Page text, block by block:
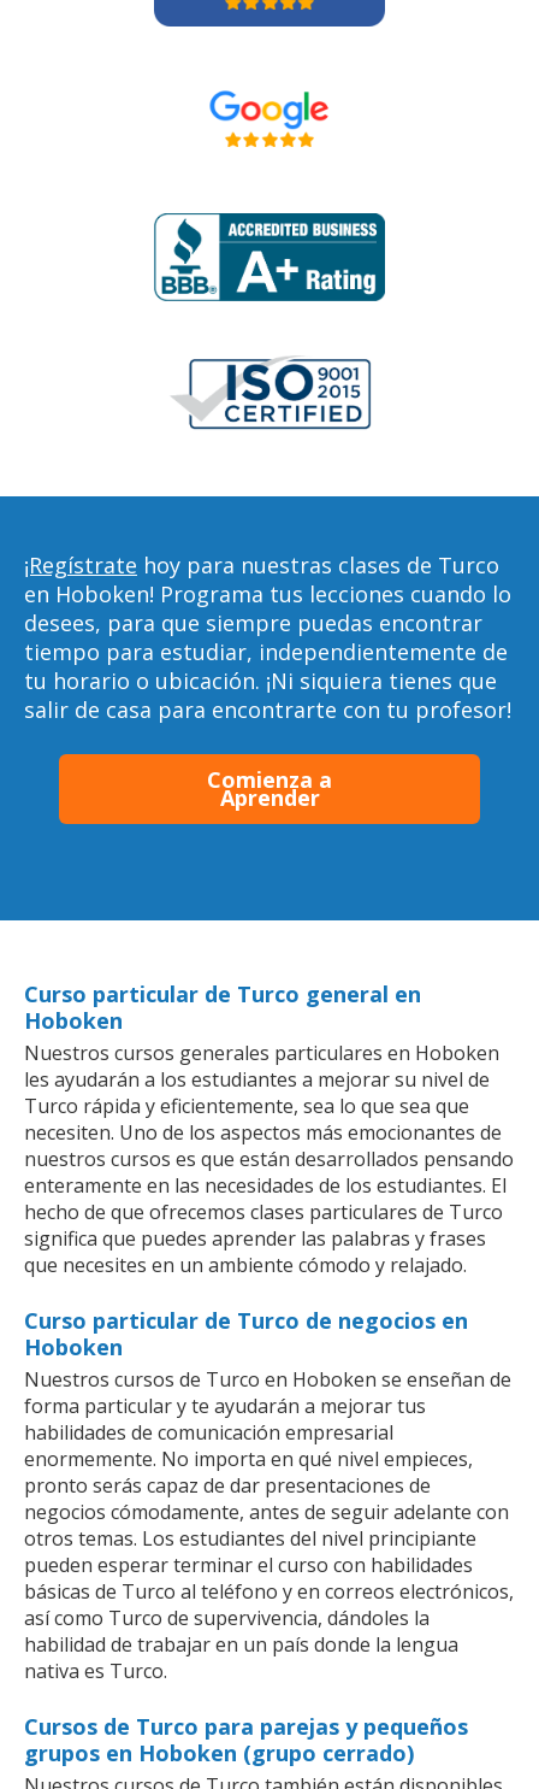
¡Regístrate hoy para nuestras clases de Turco
en Hoboken! Programa tus lecciones cuando lo
desees, para que siempre puedas encontrar
tiempo para estudiar, independientemente de
tu horario o ubicación. ¡Ni siquiera tienes que
salir de casa para encontrarte con tu profesor!
Comienza a
Aprender
Curso particular de Turco general en
Hoboken
Nuestros cursos generales particulares en Hoboken
les ayudarán a los estudiantes a mejorar su nivel de
Turco rápida y eficientemente, sea lo que sea que
necesiten. Uno de los aspectos más emocionantes de
nuestros cursos es que están desarrollados pensando
enteramente en las necesidades de los estudiantes. El
hecho de que ofrecemos clases particulares de Turco
significa que puedes aprender las palabras y frases
que necesites en un ambiente cómodo y relajado.
Curso particular de Turco de negocios en
Hoboken
Nuestros cursos de Turco en Hoboken se enseñan de
forma particular y te ayudarán a mejorar tus
habilidades de comunicación empresarial
enormemente. No importa en qué nivel empieces,
pronto serás capaz de dar presentaciones de
negocios cómodamente, antes de seguir adelante con
otros temas. Los estudiantes del nivel principiante
pueden esperar terminar el curso con habilidades
básicas de Turco al teléfono y en correos electrónicos,
así como Turco de supervivencia, dándoles la
habilidad de trabajar en un país donde la lengua
nativa es Turco.
Cursos de Turco para parejas y pequeños
grupos en Hoboken (grupo cerrado)